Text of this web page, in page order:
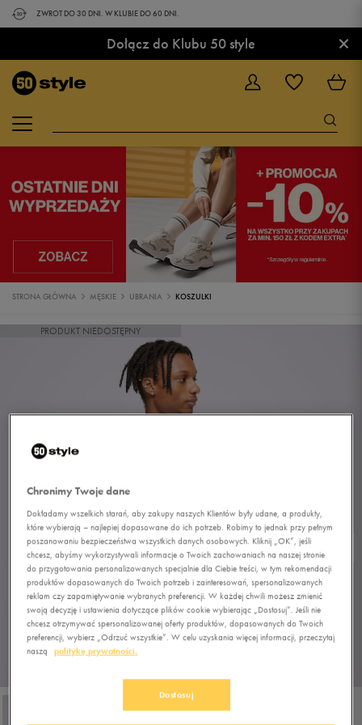
ZWROT DO 30 DNI. W KLUBIE DO 60 DNI.
Dołącz do Klubu 50 style ×
STRONA GŁÓWNA MĘSKIE UBRANIA KOSZULKI
PRODUKT NIEDOSTĘPNY
Chronimy Twoje dane
Dokładamy wszelkich starań, aby zakupy naszych Klientów były udane, a produkty,
które wybierają – najlepiej dopasowane do ich potrzeb. Robimy to jednak przy pełnym
poszanowaniu bezpieczeństwa wszystkich danych osobowych. Kliknij „OK”, jeśli
chcesz, abyśmy wykorzystywali informacje o Twoich zachowaniach na naszej stronie
do przygotowania personalizowanych specjalnie dla Ciebie treści, w tym rekomendacji
produktów dopasowanych do Twoich potrzeb i zainteresowań, spersonalizowanych
reklam czy zapamiętywanie wybranych preferencji. W każdej chwili możesz zmienić
swoją decyzję i ustawienia dotyczące plików cookie wybierając „Dostosuj”. Jeśli nie
chcesz otrzymywać spersonalizowanej oferty produktów, dopasowanych do Twoich
preferencji, wybierz „Odrzuć wszystkie”. W celu uzyskania więcej informacji, przeczytaj
naszą
politykę prywatności.
Dostosuj